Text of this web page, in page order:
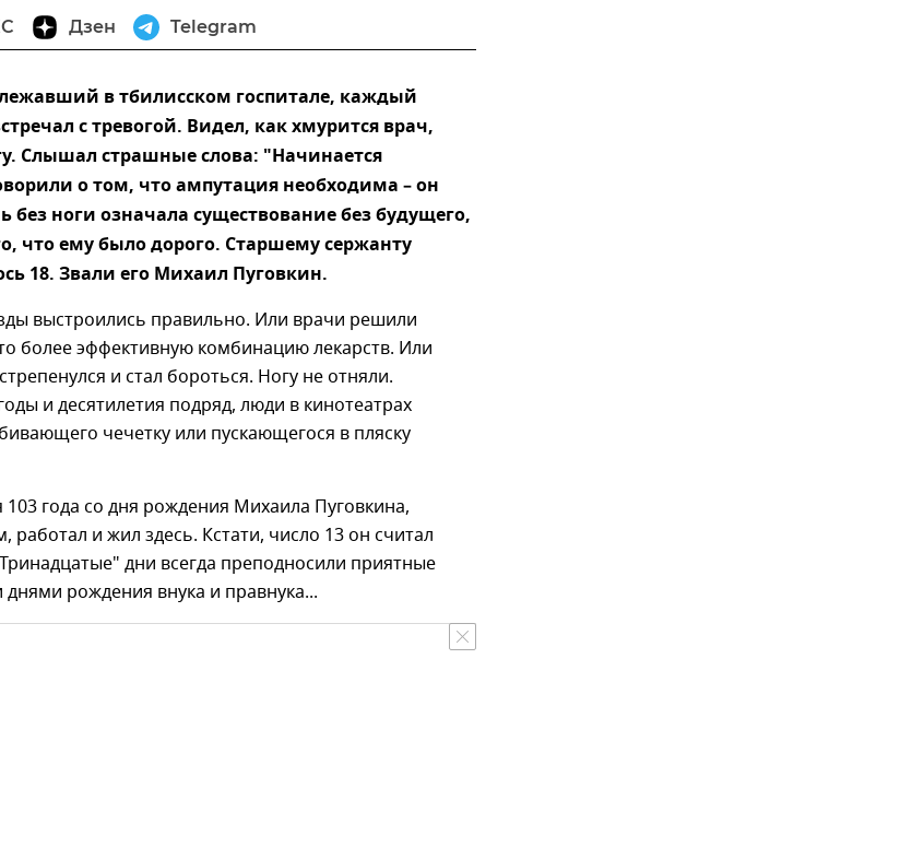
Дзен Telegram
в тбилисском госпитале, каждый
с тревогой. Видел, как хмурится врач,
Слышал страшные слова: "Начинается
о том, что ампутация необходима – он
без ноги означала существование без будущего,
что ему было дорого. Старшему сержанту
18. Звали его Михаил Пуговкин.
выстроились правильно. Или врачи решили
более эффективную комбинацию лекарств. Или
и стал бороться. Ногу не отняли.
и десятилетия подряд, люди в кинотеатрах
чечетку или пускающегося в пляску
103 года со дня рождения Михаила Пуговкина,
и жил здесь. Кстати, число 13 он считал
дни всегда преподносили приятные
рождения внука и правнука...